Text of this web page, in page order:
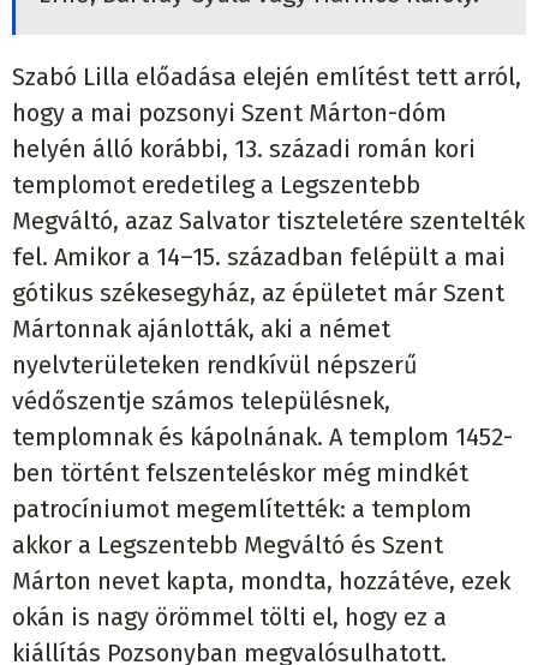
Szabó Lilla előadása elején említést tett arról,
hogy a mai pozsonyi Szent Márton-dóm
helyén álló korábbi, 13. századi román kori
templomot eredetileg a Legszentebb
Megváltó, azaz Salvator tiszteletére szentelték
fel. Amikor a 14–15. században felépült a mai
gótikus székesegyház, az épületet már Szent
Mártonnak ajánlották, aki a német
nyelvterületeken rendkívül népszerű
védőszentje számos településnek,
templomnak és kápolnának. A templom 1452-
ben történt felszenteléskor még mindkét
patrocíniumot megemlítették: a templom
akkor a Legszentebb Megváltó és Szent
Márton nevet kapta, mondta, hozzátéve, ezek
okán is nagy örömmel tölti el, hogy ez a
kiállítás Pozsonyban megvalósulhatott.